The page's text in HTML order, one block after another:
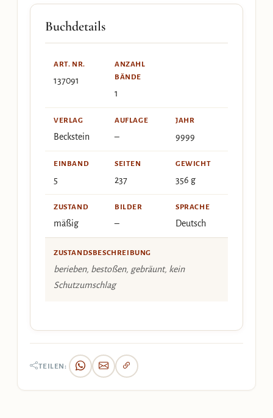
Buchdetails
ART. NR.
137091
ANZAHL
BÄNDE
1
VERLAG
Beckstein
AUFLAGE
–
JAHR
9999
EINBAND
5
SEITEN
237
GEWICHT
356 g
ZUSTAND
mäßig
BILDER
–
SPRACHE
Deutsch
ZUSTANDSBESCHREIBUNG
berieben, bestoßen, gebräunt, kein
Schutzumschlag
TEILEN: